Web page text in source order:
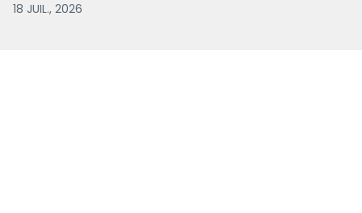
18 JUIL., 2026